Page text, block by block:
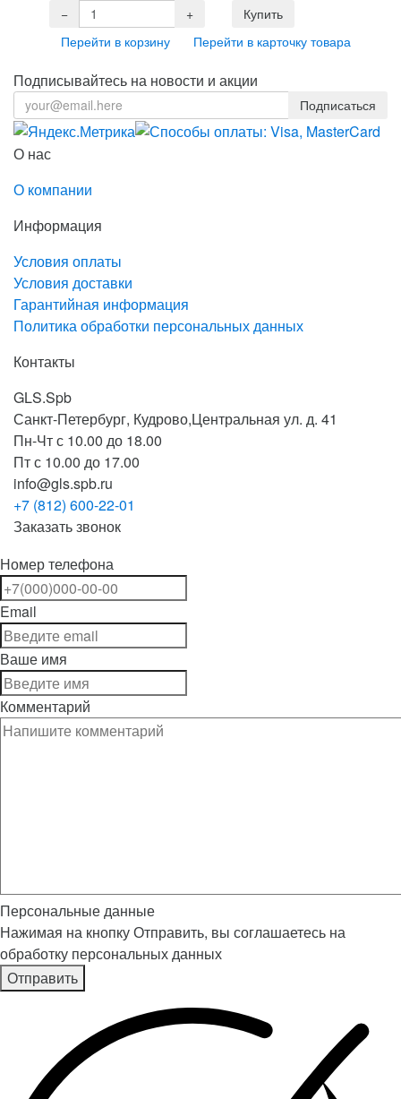
Перейти в корзину Перейти в карточку товара
Подписывайтесь на новости и акции
О нас
О компании
Информация
Условия оплаты
Условия доставки
Гарантийная информация
Политика обработки персональных данных
Контакты
GLS.Spb
Санкт-Петербург, Кудрово,Центральная ул. д. 41
Пн-Чт с 10.00 до 18.00
Пт с 10.00 до 17.00
info@gls.spb.ru
+7 (812) 600-22-01
Заказать звонок
Номер телефона
Email
Ваше имя
Комментарий
Персональные данные
Нажимая на кнопку Отправить, вы соглашаетесь на
обработку персональных данных
Отправить